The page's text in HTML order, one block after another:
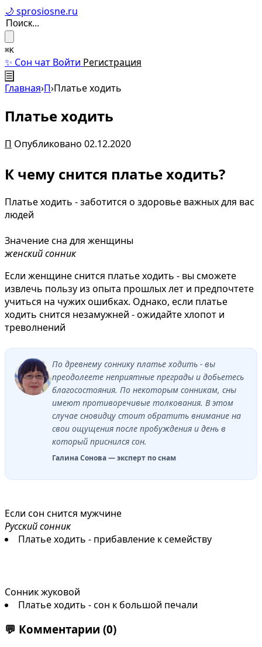
🌙 sprosiosne.ru
⌘K
✨ Сон чат Войти Регистрация
☰
Главная›П›Платье ходить
Платье ходить
П Опубликовано 02.12.2020
К чему снится платье ходить?
Платье ходить - заботится о здоровье важных для вас
людей
Значение сна для женщины
женский сонник
Если женщине снится платье ходить - вы сможете
извлечь пользу из опыта прошлых лет и предпочтете
учиться на чужих ошибках. Однако, если платье
ходить снится незамужней - ожидайте хлопот и
треволнений
По древнему соннику платье ходить - вы
преодолеете неприятные преграды и добьетесь
благосостояния. По некоторым сонникам, сны
имеют противоречивые толкования. В этом
случае сновидцу стоит обратить внимание на
свои ощущения после пробуждения и день в
который приснился сон.
Галина Сонова — эксперт по снам
Если сон снится мужчине
Русский сонник
Платье ходить - прибавление к семейству
Сонник жуковой
Платье ходить - сон к большой печали
💬 Комментарии (0)